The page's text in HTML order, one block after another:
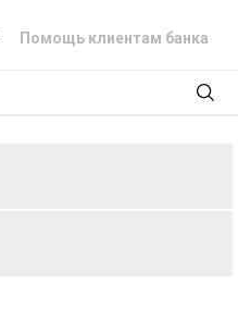
Помощь клиентам банка